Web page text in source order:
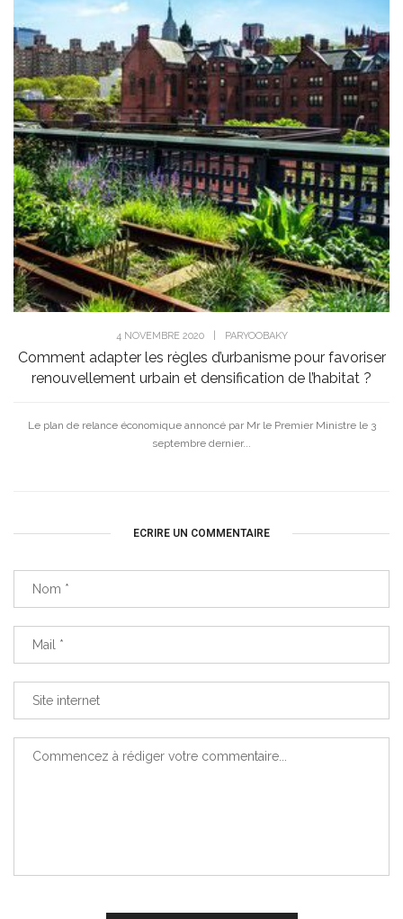
4 NOVEMBRE 2020 PARYOOBAKY
Comment adapter les règles d’urbanisme pour favoriser
renouvellement urbain et densification de l’habitat ?
Le plan de relance économique annoncé par Mr le Premier Ministre le 3
septembre dernier...
ECRIRE UN COMMENTAIRE